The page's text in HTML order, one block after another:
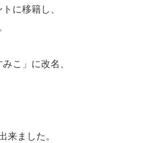
に移籍し、
こ」に改名、
来ました。